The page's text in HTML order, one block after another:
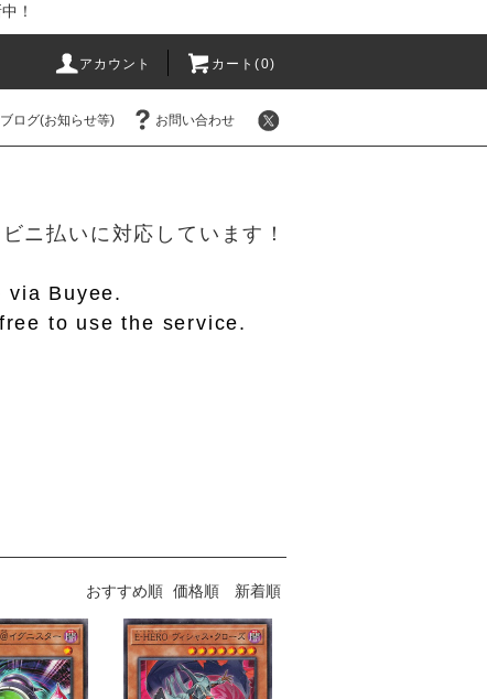
！
アカウント カート(0)
ブログ(お知らせ等) お問い合わせ
ニ払いに対応しています！
via Buyee.
to use the service.
おすすめ順 価格順 新着順